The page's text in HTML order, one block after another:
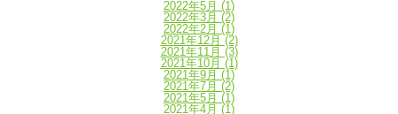
2022年5月 (1)
2022年3月 (2)
2022年2月 (1)
2021年12月 (2)
2021年11月 (3)
2021年10月 (1)
2021年9月 (1)
2021年7月 (2)
2021年5月 (1)
2021年4月 (1)